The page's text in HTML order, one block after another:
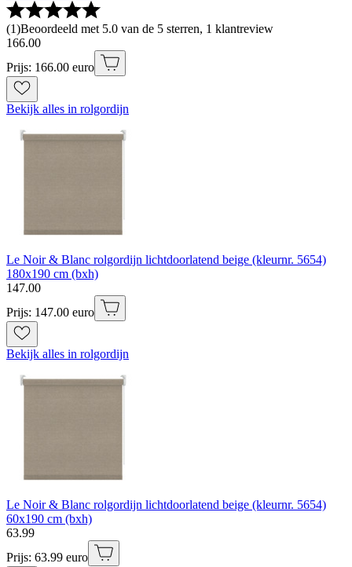
(1)Beoordeeld met 5.0 van de 5 sterren, 1 klantreview
166.00
Prijs: 166.00 euro
Bekijk alles in rolgordijn
Le Noir & Blanc rolgordijn lichtdoorlatend beige (kleurnr. 5654)
180x190 cm (bxh)
147.00
Prijs: 147.00 euro
Bekijk alles in rolgordijn
Le Noir & Blanc rolgordijn lichtdoorlatend beige (kleurnr. 5654)
60x190 cm (bxh)
63.99
Prijs: 63.99 euro